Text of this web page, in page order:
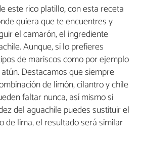
este rico platillo, con esta receta
quiera que te encuentres y
el camarón, el ingrediente
Aunque, si lo prefieres
de mariscos como por ejemplo
Destacamos que siempre
de limón, cilantro y chile
faltar nunca, así mismo si
del aguachile puedes sustituir el
de lima, el resultado será similar